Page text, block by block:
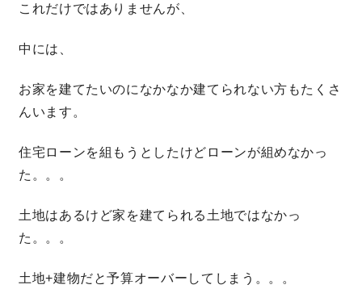
これだけではありませんが、
中には、
お家を建てたいのになかなか建てられない方もたくさ
んいます。
住宅ローンを組もうとしたけどローンが組めなかっ
た。。。
土地はあるけど家を建てられる土地ではなかっ
た。。。
土地+建物だと予算オーバーしてしまう。。。